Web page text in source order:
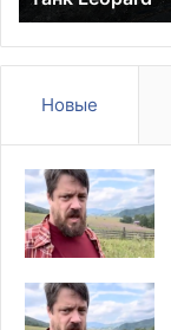
Новые